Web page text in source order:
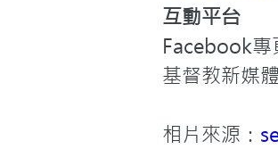
互動平台
Facebook專
基督教新媒
相片來源：